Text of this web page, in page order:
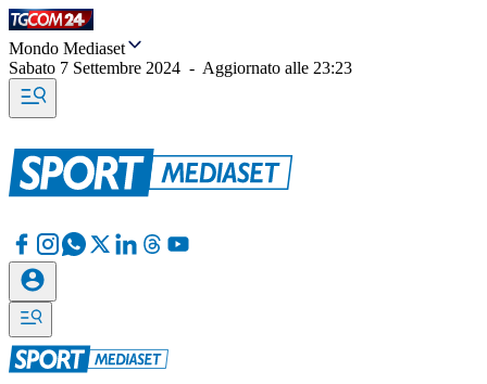
Mondo Mediaset
Sabato 7 Settembre 2024 - Aggiornato alle 23:23